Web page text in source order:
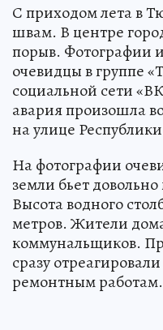
С приходом лета в
швам. В центре
порыв. Фотографии
очевидцы в группе
социальной сети
авария произошла
на улице
На фотографии
земли бьет
Высота водного
метров. Жители
коммунальщиков.
сразу
ремонтным работам.